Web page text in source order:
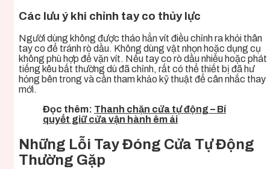
Các lưu ý khi chỉnh tay co thủy lực
Người dùng không được tháo hẳn vít điều chỉnh ra khỏi thân
tay co để tránh rò dầu. Không dùng vật nhọn hoặc dụng cụ
không phù hợp để vặn vít. Nếu tay co rò dầu nhiều hoặc phát
tiếng kêu bất thường dù đã chỉnh, rất có thể thiết bị đã hư
hỏng bên trong và cần tham khảo kỹ thuật để cân nhắc thay
mới.
Đọc thêm: Thanh chặn cửa tự động – Bí
quyết giữ cửa vận hành êm ái
Những Lỗi Tay Đóng Cửa Tự Động
Thường Gặp